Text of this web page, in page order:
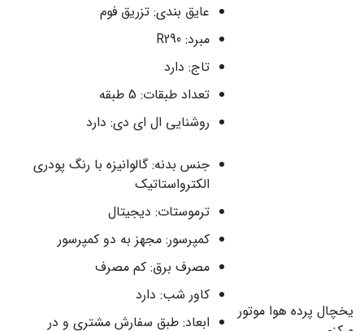
عایق بندی: تزریق فوم
مبرد: R290
تاج: دارد
تعداد طبقات: 5 طبقه
روشنایی ال ای دی: دارد
یخچال پرده هوا موتور
جنس بدنه: گالوانیزه با رنگ پودری
الکترواستاتیک
ترموستات: دیجیتال
کمپرسور: مجهز به دو کمپرسور
مصرف برق: کم مصرف
کاور شب: دارد
ابعاد: طبق سفارش مشتری و در